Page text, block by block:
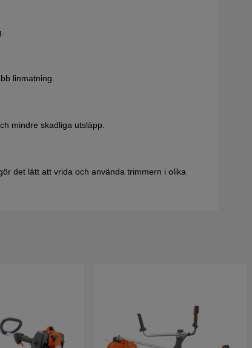
linmatning.
mindre skadliga utsläpp.
det lätt att vrida och använda trimmern i olika